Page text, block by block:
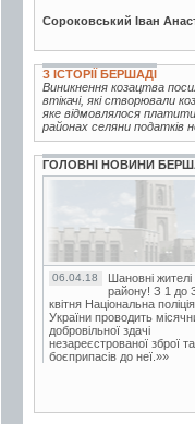
Сороковський Іван
З ІСТОРІЇ БЕРШАДІ
Виникнення козацтва
втікачі, які створювали
яке відмовлялося
районах селяни податків
ГОЛОВНІ НОВИНИ
06.04.18
Шановні жителі
району! З 1 до
квітня Національна поліція
України проводить
добровільної здачі
незареєстрованої зброї та
боєприпасів до неї.»»